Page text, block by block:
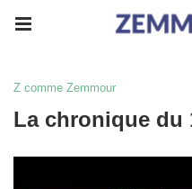
Z comme Zemmour
La chronique du